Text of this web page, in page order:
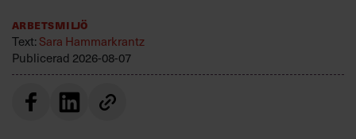
Arbetsmiljö
Text:Sara Hammarkrantz
Publicerad 2026-08-07